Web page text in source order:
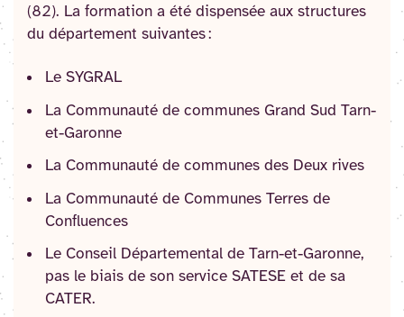
(82). La formation a été dispensée aux structures
du département suivantes :
Le SYGRAL
La Communauté de communes Grand Sud Tarn-
et-Garonne
La Communauté de communes des Deux rives
La Communauté de Communes Terres de
Confluences
Le Conseil Départemental de Tarn-et-Garonne,
pas le biais de son service SATESE et de sa
CATER.